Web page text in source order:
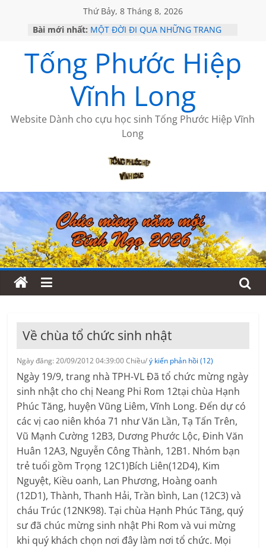
Thứ Bảy, 8 Tháng 8, 2026
Bài mới nhất: MỘT ĐỜI ĐI QUA NHỮNG TRANG
KHÔNG ĐỀ 19 CỦA THÁI LÃO
CHÙM THƠ CỦA BÍCH HÀ
GIÃ TỪ ĐÀ LẠT của ANTH ĐOÀN
HỌC SỬ HỒI XƯA
Tống Phước Hiệp
Vĩnh Long
Website Dành cho cựu học sinh Tống Phước Hiệp Vĩnh
Long
Về chùa tổ chức sinh nhật
Ngày đăng: 20/09/2012 04:39:00 Chiều/ý kiến phản hồi (12)
Ngày 19/9, trang nhà TPH-VL Đã tổ chức mừng ngày
sinh nhật cho chị Neang Phi Rom 12tại chùa Hạnh
Phúc Tăng, huyện Vũng Liêm, Vĩnh Long. Đến dự có
các vị cao niên khóa 71 như Văn Lần, Tạ Tấn Trên,
Vũ Mạnh Cường 12B3, Dương Phước Lộc, Đinh Văn
Huân 12A3, Nguyễn Công Thành, 12B1. Nhóm bạn
trẻ tuổi gồm Trọng 12C1)Bích Liên(12D4), Kim
Nguyệt, Kiều oanh, Lan Phương, Hoàng oanh
(12D1), Thành, Thanh Hải, Trần bình, Lan (12C3) và
cháu Trúc (12NK98). Tại chùa Hạnh Phúc Tăng, quý
sư đã chúc mừng sinh nhật Phi Rom và vui mừng
khi quý khách chọn nơi đây làm nơi tổ chức. Mọi